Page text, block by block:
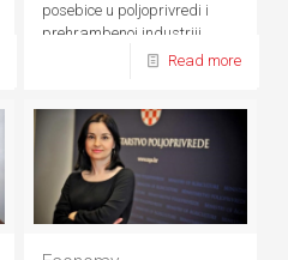
posebice u poljoprivredi i
prehrambenoj industriji,
energetici, prometu, turizmu
Read more